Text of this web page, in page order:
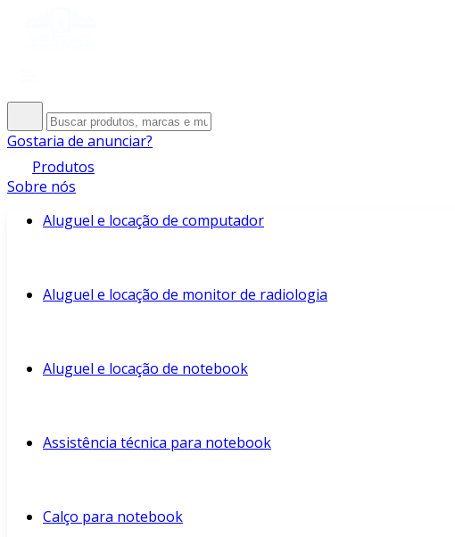
Gostaria de anunciar?
Produtos
Sobre nós
Aluguel e locação de computador
Aluguel e locação de monitor de radiologia
Aluguel e locação de notebook
Assistência técnica para notebook
Calço para notebook